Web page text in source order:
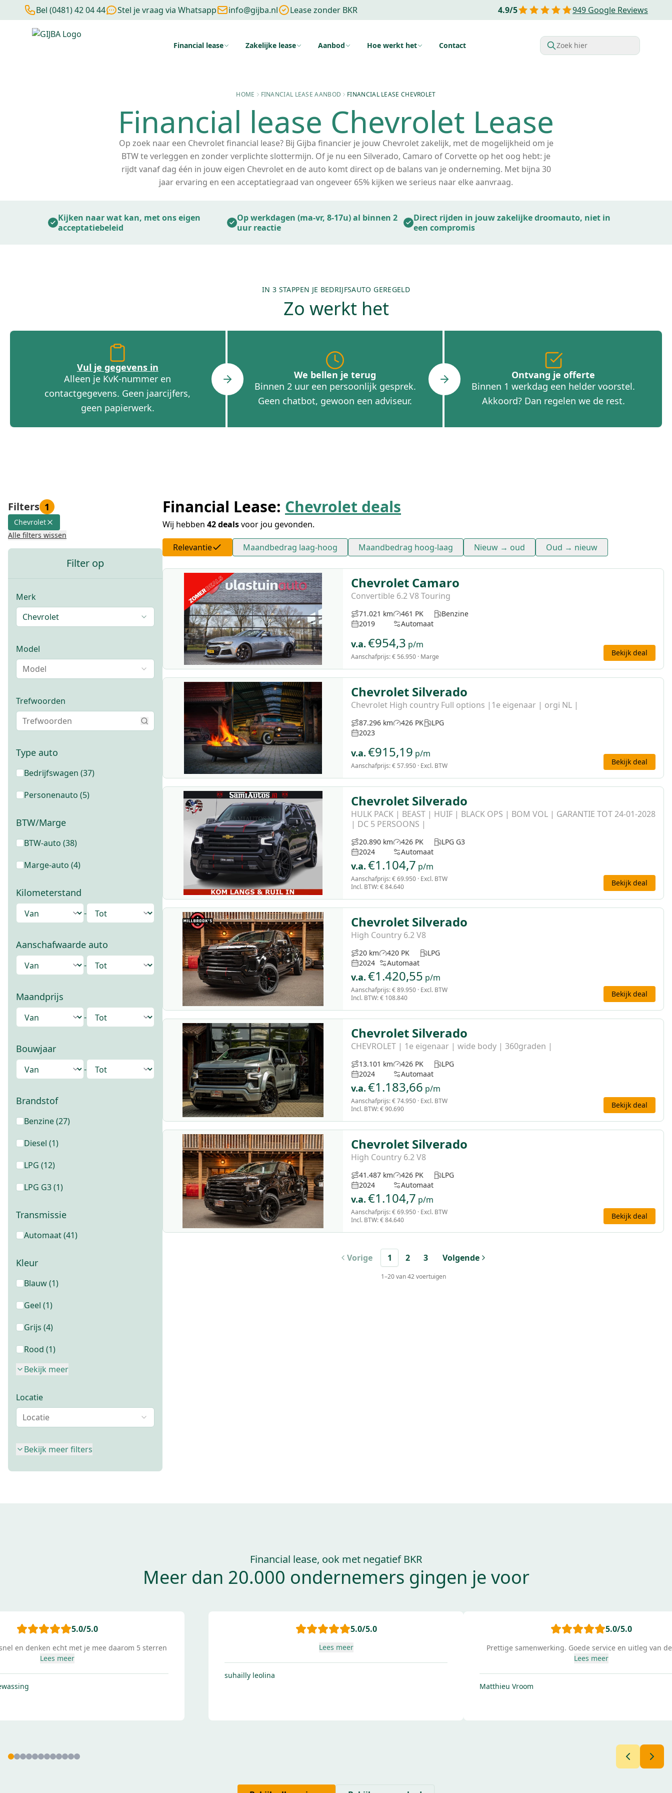
Bel (0481) 42 04 44 Stel je vraag via Whatsapp info@gijba.nl Lease zonder BKR 4.9/5 949 Google Reviews
Financial lease Zakelijke lease Aanbod Hoe werkt het Contact Zoek hier
HOME FINANCIAL LEASE AANBOD FINANCIAL LEASE CHEVROLET
Financial lease Chevrolet Lease
Op zoek naar een Chevrolet financial lease? Bij Gijba financier je jouw Chevrolet zakelijk, met de mogelijkheid om je
BTW te verleggen en zonder verplichte slottermijn. Of je nu een Silverado, Camaro of Corvette op het oog hebt: je
rijdt vanaf dag één in jouw eigen Chevrolet en de auto komt direct op de balans van je onderneming. Met bijna 30
jaar ervaring en een acceptatiegraad van ongeveer 65% kijken we serieus naar elke aanvraag.
Kijken naar wat kan, met ons eigen
acceptatiebeleid
Op werkdagen (ma-vr, 8-17u) al binnen 2
uur reactie
Direct rijden in jouw zakelijke droomauto, niet in
een compromis
IN 3 STAPPEN JE BEDRIJFSAUTO GEREGELD
Zo werkt het
Vul je gegevens in
Alleen je KvK-nummer en
contactgegevens. Geen jaarcijfers,
geen papierwerk.
We bellen je terug
Binnen 2 uur een persoonlijk gesprek.
Geen chatbot, gewoon een adviseur.
Ontvang je offerte
Binnen 1 werkdag een helder voorstel.
Akkoord? Dan regelen we de rest.
Filters 1
Chevrolet
Alle filters wissen
Filter op
Merk
Chevrolet
Model
Model
Trefwoorden
Type auto
Bedrijfswagen (37)
Personenauto (5)
BTW/Marge
BTW-auto (38)
Marge-auto (4)
Kilometerstand
-
Aanschafwaarde auto
-
Maandprijs
-
Bouwjaar
-
Brandstof
Benzine(27)
Diesel (1)
LPG (12)
LPG G3(1)
Transmissie
Automaat(41)
Kleur
Blauw(1)
Geel (1)
Grijs (4)
Rood (1)
Bekijk meer
Locatie
Locatie
Bekijk meer filters
Financial Lease: Chevrolet deals
Wij hebben 42 dealsvoor jou gevonden.
Relevantie Maandbedrag laag-hoog Maandbedrag hoog-laag Nieuw → oud Oud → nieuw
Chevrolet Camaro
Convertible 6.2 V8 Touring
71.021 km
2019
461 PK
Automaat
Benzine
v.a. €954,3 p/m
Aanschafprijs:€ 56.950 · Marge Bekijk deal
Chevrolet Silverado
Chevrolet High country Full options |1e eigenaar | orgi NL |
87.296 km
2023
426 PK LPG
v.a. €915,19 p/m
Aanschafprijs:€ 57.950 · Excl. BTW Bekijk deal
Chevrolet Silverado
HULK PACK | BEAST | HUIF | BLACK OPS | BOM VOL | GARANTIE TOT 24-01-2028
| DC 5 PERSOONS |
20.890 km
2024
426 PK
Automaat
LPG G3
v.a. €1.104,7 p/m
Aanschafprijs:€ 69.950 · Excl. BTW
Incl. BTW:€ 84.640 Bekijk deal
Chevrolet Silverado
High Country 6.2 V8
20 km
2024
420 PK
Automaat
LPG
v.a. €1.420,55 p/m
Aanschafprijs:€ 89.950 · Excl. BTW
Incl. BTW:€ 108.840 Bekijk deal
Chevrolet Silverado
CHEVROLET | 1e eigenaar | wide body | 360graden |
13.101 km
2024
426 PK
Automaat
LPG
v.a. €1.183,66 p/m
Aanschafprijs:€ 74.950 · Excl. BTW
Incl. BTW:€ 90.690 Bekijk deal
Chevrolet Silverado
High Country 6.2 V8
41.487 km
2024
426 PK
Automaat
LPG
v.a. €1.104,7 p/m
Aanschafprijs:€ 69.950 · Excl. BTW
Incl. BTW:€ 84.640 Bekijk deal
Vorige 1 2 3 Volgende
1–20van 42voertuigen
Financial lease, ook met negatief BKR
Meer dan 20.000 ondernemers gingen je voor
5.0
Lees meer
5.0/5.0
Prettige samenwerking. Goede service en uitleg van de lease .
5.0/5.0
Beste mensen
Lees meer
Ali Thalaj